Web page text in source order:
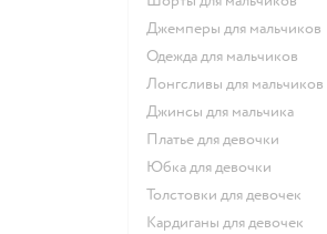
Джемперы для мальчиков
Одежда для мальчиков
Лонгсливы для мальчиков
Джинсы для мальчика
Платье для девочки
Юбка для девочки
Толстовки для девочек
Кардиганы для девочек